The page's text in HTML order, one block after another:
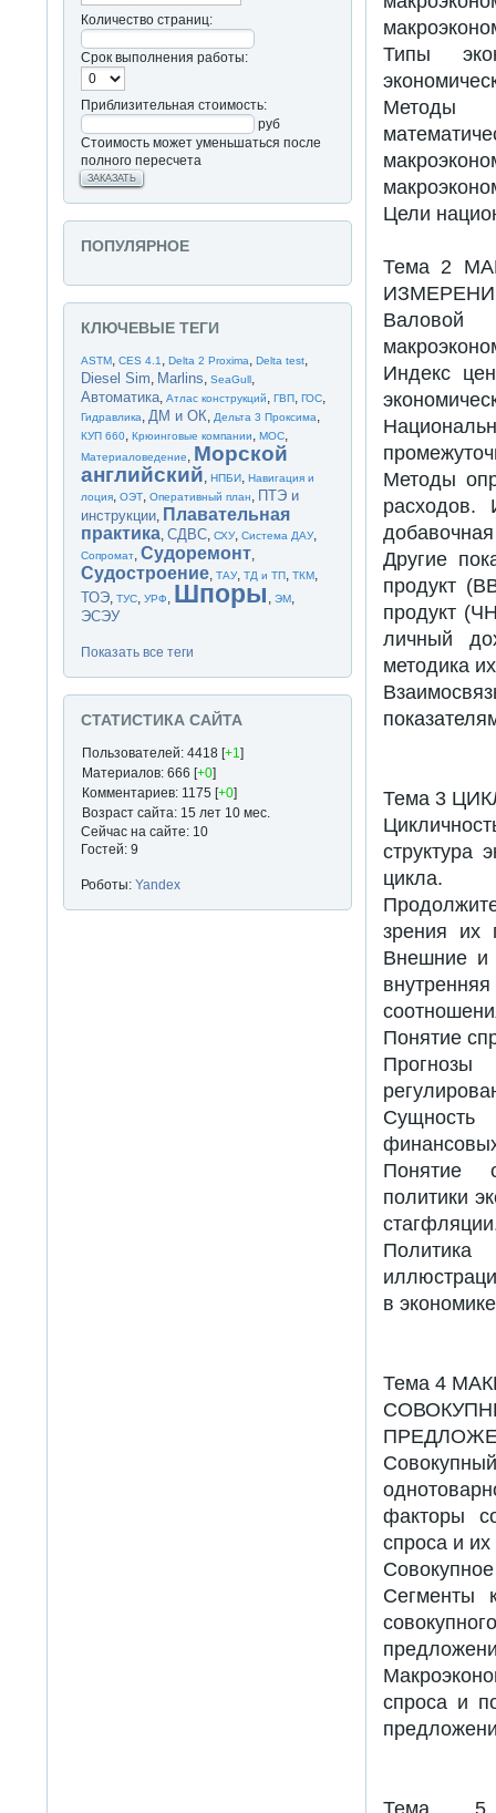
Типы
Методы
Цели
Тема 2
Валовой
Индекс
Методы
расходов.
Другие
продукт
продукт
личный
методика
Тема 3
структура
цикла.
зрения их
Внешние и
Понятие
Прогнозы
Сущность
Понятие
политики
в
Тема 4
факторы
спроса и
Сегменты
спроса и
Количество страниц:
Срок выполнения работы:
Приблизительная стоимость:
руб
Стоимость может уменьшаться после
полного пересчета
ЗАКАЗАТЬ
ПОПУЛЯРНОЕ
КЛЮЧЕВЫЕ ТЕГИ
ASTM,CES 4.1 ,Delta 2 Proxima,Delta test,
Diesel Sim, Marlins,SeaGull,
Автоматика,Атлас конструкций,ГВП,ГОС,
Гидравлика,ДМ и ОК,Дельта 3 Проксима,
КУП 660,Крюинговые компании,МОС,
Материаловедение, Морской
английский,НПБИ,Навигация и
лоция,ОЭТ,Оперативный план, ПТЭ и
инструкции, Плавательная
практика,СДВС,СХУ,Система ДАУ,
Сопромат,Судоремонт,
Судостроение,ТАУ,ТД и ТП,ТКМ,
ТОЭ,ТУС,УРФ, Шпоры ,ЭМ,
ЭСЭУ
Показать все теги
СТАТИСТИКА САЙТА
Пользователей: 4418 [+1]
Материалов: 666 [+0]
Комментариев: 1175 [+0]
Возраст сайта: 15 лет 10 мес.
Сейчас на сайте: 10
Гостей: 9
Роботы:Yandex